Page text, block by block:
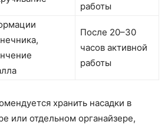
работы
После 20–30
часов активной
работы
хранить насадки в
или отдельном органайзере,